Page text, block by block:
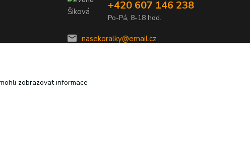
4
+420 607 146 238
Po-Pá, 8-18 hod.
nasekoralky@email.cz
zobrazovat informace